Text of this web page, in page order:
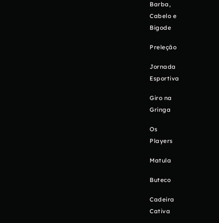
Barba,
Cabelo e
Bigode
Preleção
Jornada
Esportiva
Giro na
Gringa
Os
Players
Matula
Buteco
Cadeira
Cativa